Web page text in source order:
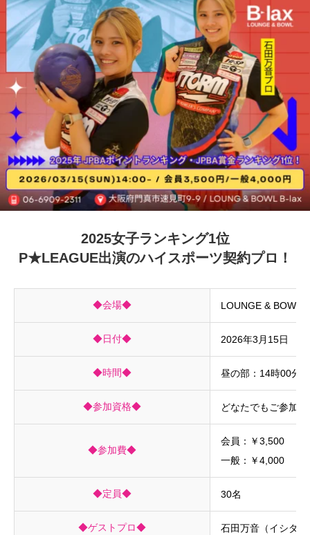
2025女子ランキング1位
P★LEAGUE出演のハイスポーツ契約プロ！
◆会場◆ LOUNGE & BOWL
◆日付◆ 2026年3月15日 日
◆時間◆ 昼の部：14時00分
◆参加資格◆ どなたでもご参加
◆参加費◆
会員：￥3,500
一般：￥4,000
◆定員◆ 30名
◆ゲストプロ◆ 石田万音（イシダ